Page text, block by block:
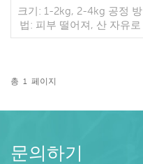
크기: 1-2kg, 2-4kg 공정 방
법: 피부 떨어져, 산 자유로
운 패킹: 안 패킹을 위한 폴
℃에서 24개월 원산지: 중
총 1 페이지
문의하기